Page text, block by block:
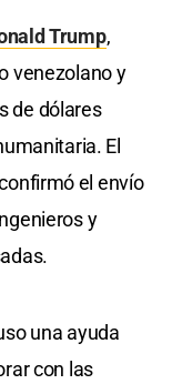
Trump,
venezolano y
de dólares
El
el envío
y
una ayuda
con las